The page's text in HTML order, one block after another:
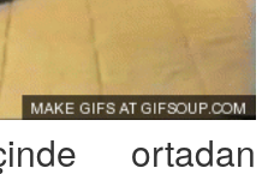
ortadan